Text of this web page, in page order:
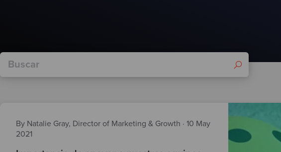
By Natalie Gray, Director of Marketing & Growth · 10 May
2021